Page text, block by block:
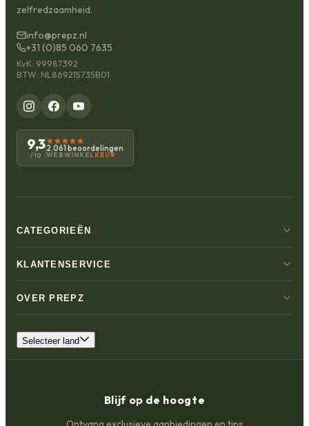
zelfredzaamheid.
info@prepz.nl
+31 (0)85 060 7635
KvK: 99987392
BTW: NL869215735B01
9,3
/10
2.061 beoordelingen
WEBWINKELKEUR
CATEGORIEËN
KLANTENSERVICE
OVER PREPZ
Selecteer land
Blijf op de hoogte